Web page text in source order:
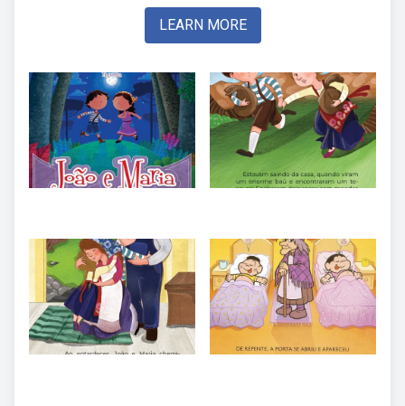
LEARN MORE